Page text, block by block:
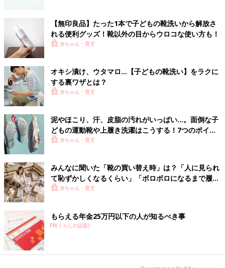
【無印良品】たった1本で子どもの靴洗いから解放さ
れる便利グッズ！靴以外の目からウロコな使い方も！
赤ちゃん・育児
オキシ漬け、ウタマロ…【子どもの靴洗い】をラクに
する裏ワザとは？
赤ちゃん・育児
泥やほこり、汗、皮脂の汚れがいっぱい…。面倒な子
どもの運動靴や上履き洗濯はこうする！7つのポイン
ト 赤ちゃん・育児
みんなに聞いた「靴の買い替え時」は？「人に見られ
て恥ずかしくなるくらい」「ボロボロになるまで履き
つぶす」もあり!? お気に入りの靴を長くもたせる時短
赤ちゃん・育児
もらえる年金25万円以下の人が知るべき事
PR(くらしの話題)